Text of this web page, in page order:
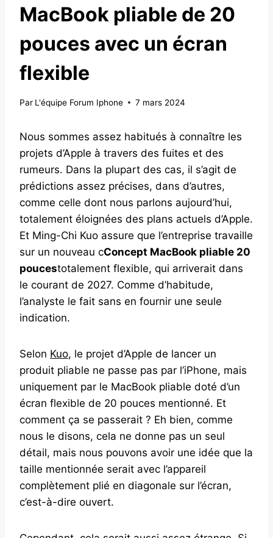
MacBook pliable de 20
pouces avec un écran
flexible
Par L'équipe Forum Iphone 7 mars 2024
Nous sommes assez habitués à connaître les
projets d’Apple à travers des fuites et des
rumeurs. Dans la plupart des cas, il s’agit de
prédictions assez précises, dans d’autres,
comme celle dont nous parlons aujourd’hui,
totalement éloignées des plans actuels d’Apple.
Et Ming-Chi Kuo assure que l’entreprise travaille
sur un nouveau cConcept MacBook pliable 20
poucestotalement flexible, qui arriverait dans
le courant de 2027. Comme d’habitude,
l’analyste le fait sans en fournir une seule
indication.
Selon Kuo, le projet d’Apple de lancer un
produit pliable ne passe pas par l’iPhone, mais
uniquement par le MacBook pliable doté d’un
écran flexible de 20 pouces mentionné. Et
comment ça se passerait ? Eh bien, comme
nous le disons, cela ne donne pas un seul
détail, mais nous pouvons avoir une idée que la
taille mentionnée serait avec l’appareil
complètement plié en diagonale sur l’écran,
c’est-à-dire ouvert.